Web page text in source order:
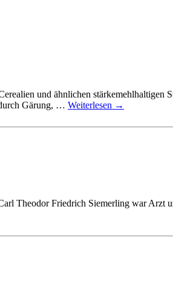
und ähnlichen stärkemehlhaltigen
Gärung, … Weiterlesen →
Theodor Friedrich Siemerling war